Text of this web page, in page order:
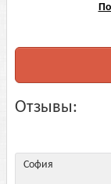
Отзывы:
София